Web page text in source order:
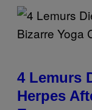
4 Lemurs
Herpes